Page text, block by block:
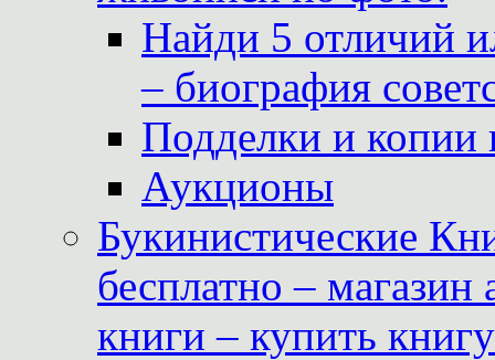
Найди 5 отличий
– биография
Подделки и копии
Аукционы
Букинистические
бесплатно –
книги – купить